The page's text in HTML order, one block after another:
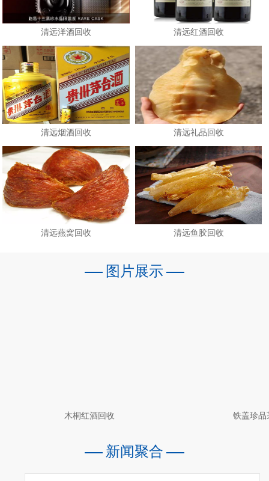
清远洋酒回收 清远红酒回收
清远烟酒回收 清远礼品回收
清远燕窝回收 清远鱼胶回收
图片展示
木桐红酒回收 铁盖珍品
新闻聚合